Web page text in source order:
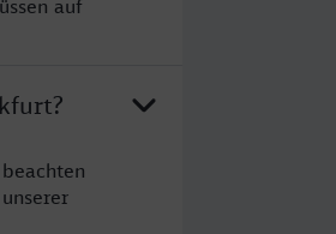
auf